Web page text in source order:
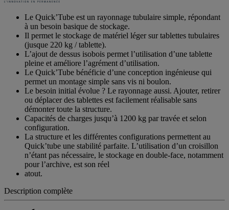
Le Quick’Tube est un rayonnage tubulaire simple, répondant
à un besoin basique de stockage.
Il permet le stockage de matériel léger sur tablettes tubulaires
(jusque 220 kg / tablette).
L’ajout de dessus isobois permet l’utilisation d’une tablette
pleine et améliore l’agrément d’utilisation.
Le Quick’Tube bénéficie d’une conception ingénieuse qui
permet un montage simple sans vis ni boulon.
Le besoin initial évolue ? Le rayonnage aussi. Ajouter, retirer
ou déplacer des tablettes est facilement réalisable sans
démonter toute la structure.
Capacités de charges jusqu’à 1200 kg par travée et selon
configuration.
La structure et les différentes configurations permettent au
Quick’tube une stabilité parfaite. L’utilisation d’un croisillon
n’étant pas nécessaire, le stockage en double-face, notamment
pour l’archive, est son réel
atout.
Description complète